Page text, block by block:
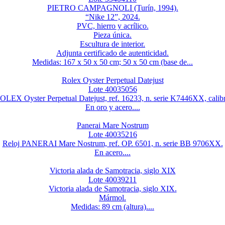
PIETRO CAMPAGNOLI (Turín, 1994).
“Nike 12”, 2024.
PVC, hierro y acrílico.
Pieza única.
Escultura de interior.
Adjunta certificado de autenticidad.
Medidas: 167 x 50 x 50 cm; 50 x 50 cm (base de...
Rolex Oyster Perpetual Datejust
Lote 40035056
Oyster Perpetual Datejust, ref. 16233, n. serie K7446XX,
En oro y acero....
Panerai Mare Nostrum
Lote 40035216
Reloj PANERAI Mare Nostrum, ref. OP. 6501, n. serie BB 9706XX.
En acero....
Victoria alada de Samotracia, siglo XIX
Lote 40039211
Victoria alada de Samotracia, siglo XIX.
Mármol.
Medidas: 89 cm (altura)....